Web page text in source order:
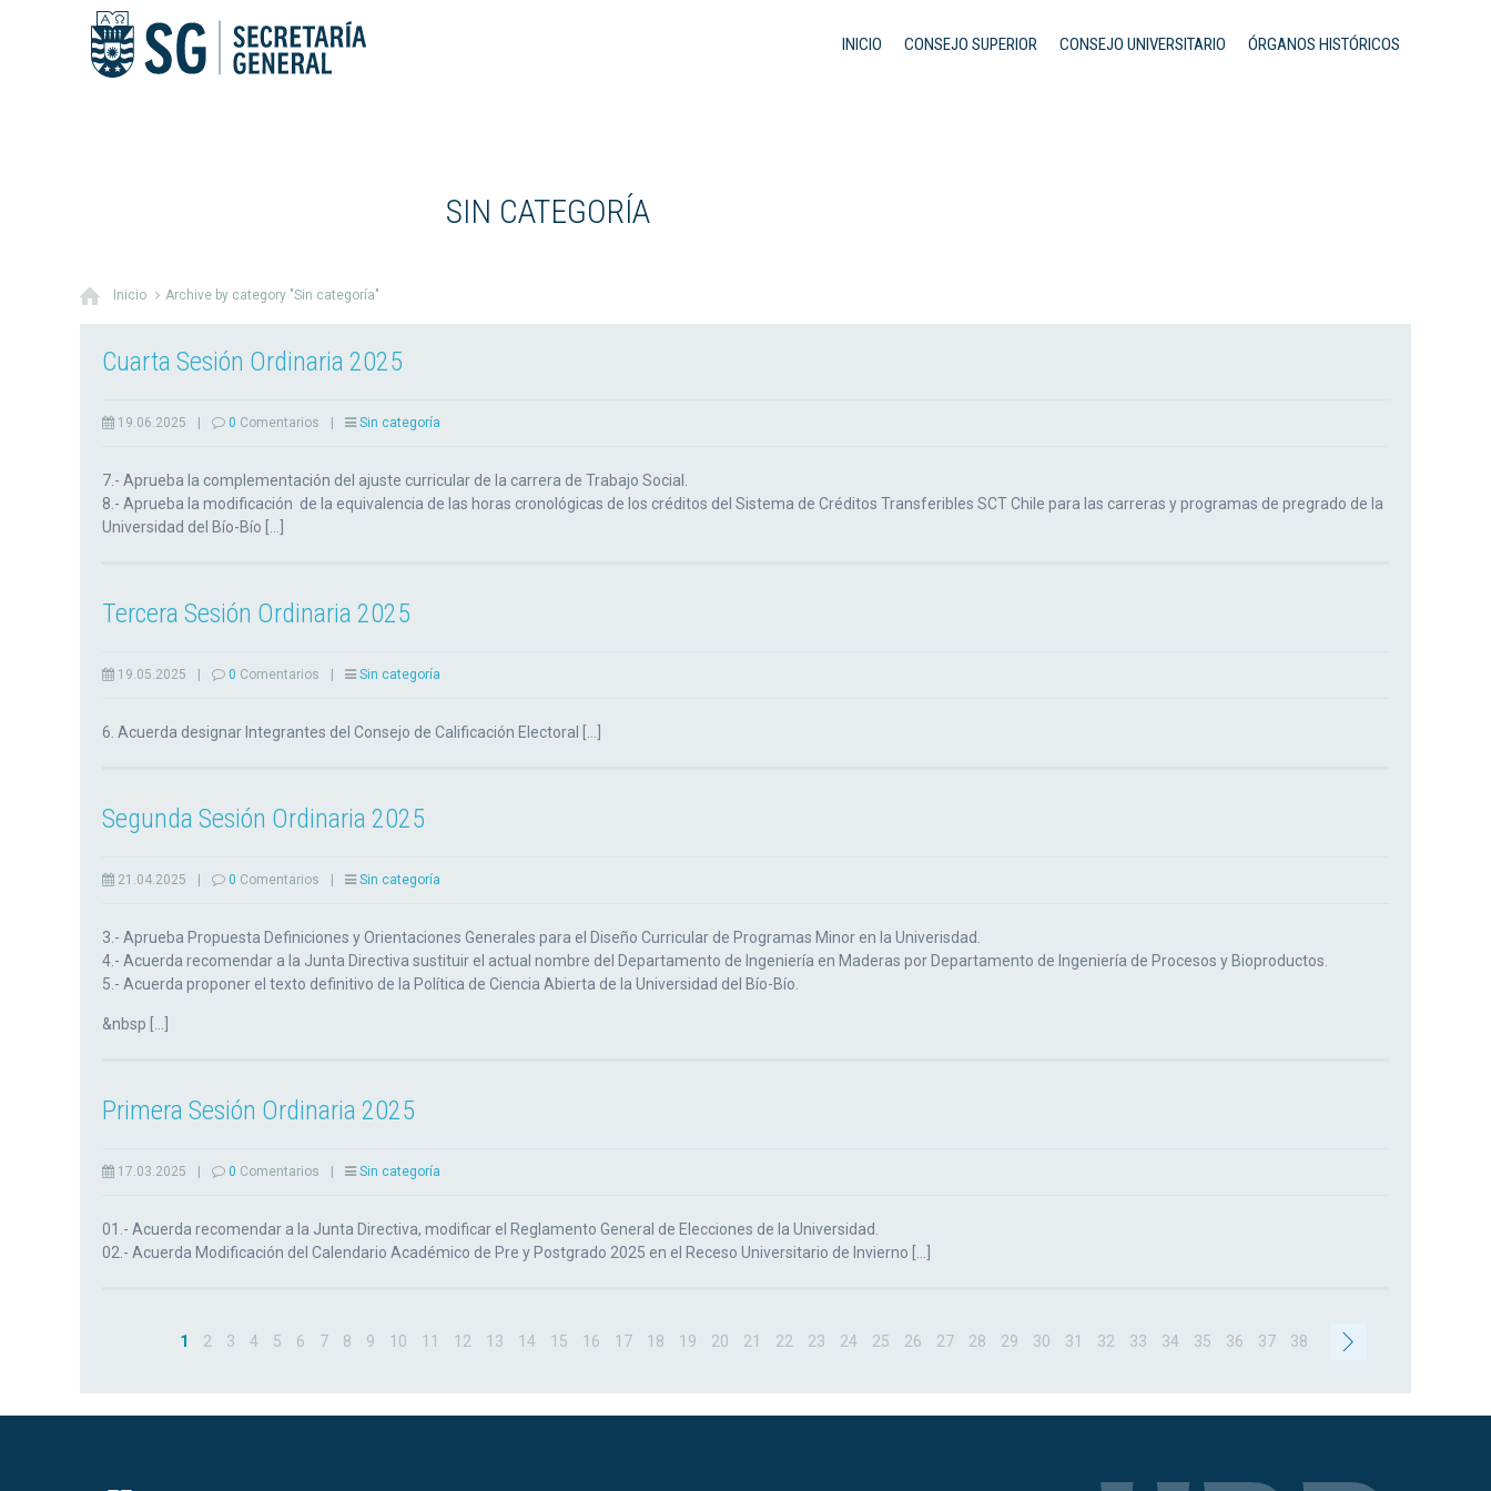
INICIO CONSEJO SUPERIOR CONSEJO UNIVERSITARIO ÓRGANOS HISTÓRICOS
SIN CATEGORÍA
Inicio Archive by category "Sin categoría"
Cuarta Sesión Ordinaria 2025
19.06.2025 0 Comentarios Sin categoría
7.- Aprueba la complementación del ajuste curricular de la carrera de Trabajo Social.
8.- Aprueba la modificación de la equivalencia de las horas cronológicas de los créditos del Sistema de Créditos Transferibles SCT Chile para las carreras y programas de pregrado de la
Universidad del Bío-Bío […]
Tercera Sesión Ordinaria 2025
19.05.2025 0 Comentarios Sin categoría
6. Acuerda designar Integrantes del Consejo de Calificación Electoral […]
Segunda Sesión Ordinaria 2025
21.04.2025 0 Comentarios Sin categoría
3.- Aprueba Propuesta Definiciones y Orientaciones Generales para el Diseño Curricular de Programas Minor en la Univerisdad.
4.- Acuerda recomendar a la Junta Directiva sustituir el actual nombre del Departamento de Ingeniería en Maderas por Departamento de Ingeniería de Procesos y Bioproductos.
5.- Acuerda proponer el texto definitivo de la Política de Ciencia Abierta de la Universidad del Bío-Bío.
&nbsp […]
Primera Sesión Ordinaria 2025
17.03.2025 0 Comentarios Sin categoría
01.- Acuerda recomendar a la Junta Directiva, modificar el Reglamento General de Elecciones de la Universidad.
02.- Acuerda Modificación del Calendario Académico de Pre y Postgrado 2025 en el Receso Universitario de Invierno […]
1 2 3 4 5 6 7 8 9 10 11 12 13 14 15 16 17 18 19 20 21 22 23 24 25 26 27 28 29 30 31 32 33 34 35 36 37 38